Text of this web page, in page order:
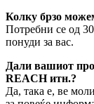
Колку брзо
Потребни се од
понуди за вас.
Дали вашиот
REACH итн.?
Да, така е, ве